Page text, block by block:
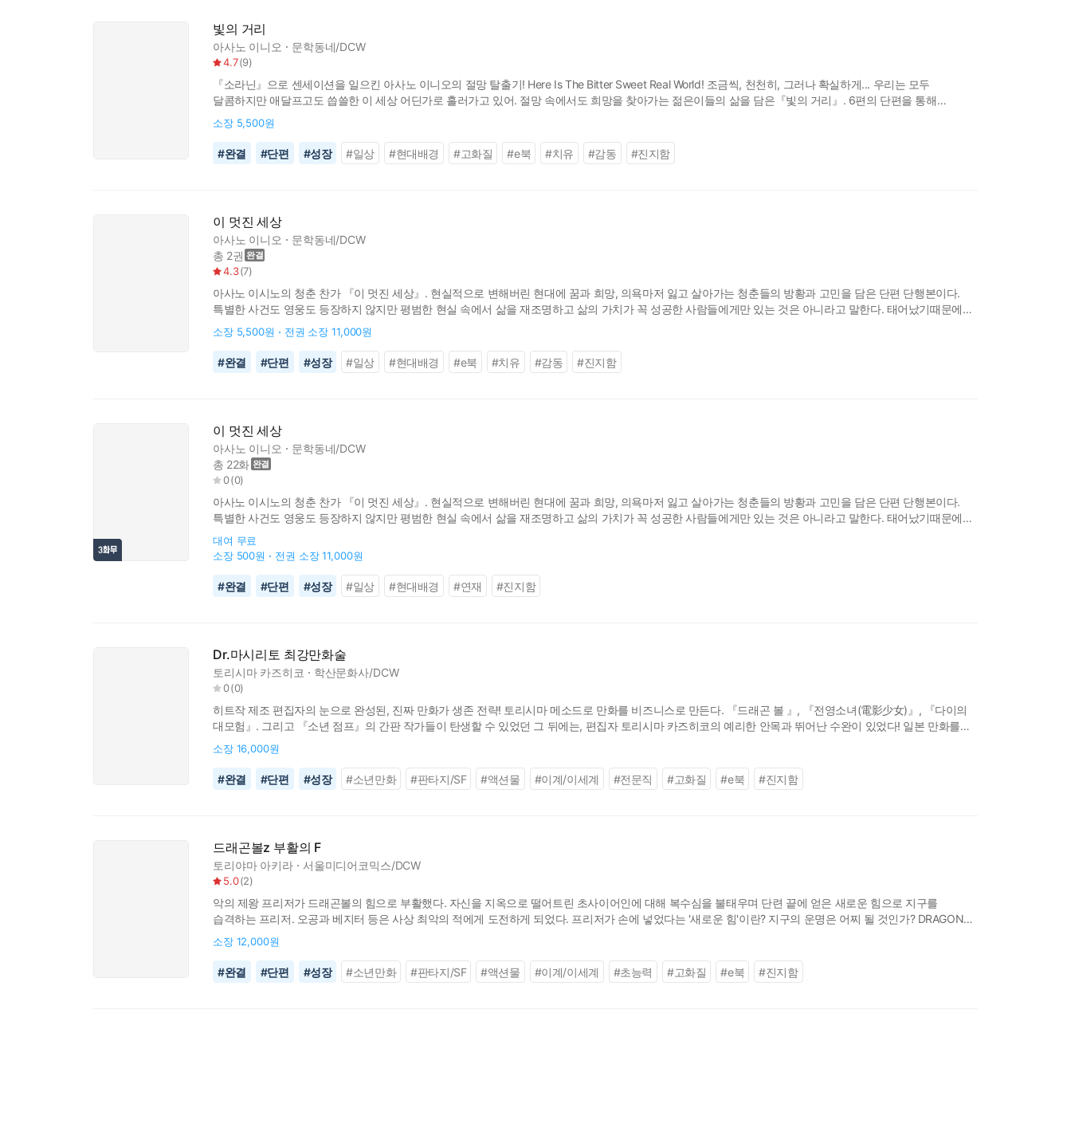
빛의 거리
아사노 이니오 문학동네/DCW
4.7(9)
『소라닌』으로 센세이션을 일으킨 아사노 이니오의 절망 탈출기! Here Is The Bitter Sweet Real World! 조금씩, 천천히, 그러나 확실하게... 우리는 모두
달콤하지만 애달프고도 씁쓸한 이 세상 어딘가로 흘러가고 있어. 절망 속에서도 희망을 찾아가는 젊은이들의 삶을 담은『빛의 거리』. 6편의 단편을 통해
담담하고도 치열한 인생을 살아가야하는 모습을 그려낸다. © Inio ASANO/SHOGAKUKAN
소장 5,500원
#완결 #단편 #성장 #일상 #현대배경 #고화질 #e북 #치유 #감동 #진지함
이 멋진 세상
아사노 이니오
문학동네/DCW
총 2권
4.3(7)
아사노 이시노의 청춘 찬가 『이 멋진 세상』. 현실적으로 변해버린 현대에 꿈과 희망, 의욕마저 잃고 살아가는 청춘들의 방황과 고민을 담은 단편 단행본이다.
특별한 사건도 영웅도 등장하지 않지만 평범한 현실 속에서 삶을 재조명하고 삶의 가치가 꼭 성공한 사람들에게만 있는 것은 아니라고 말한다. 태어났기때문에
살아가야 하며 아무리 힘들고 괴로워도 살다보면 언젠가는 반드시 좋은 일이 생기니 죽지 말고 살아가길 권한다. © Inio ASANO/SHOG
소장 5,500원 전권 소장 11,000원
#완결 #단편 #성장 #일상 #현대배경 #e북 #치유 #감동 #진지함
이 멋진 세상
아사노 이니오
문학동네/DCW
총 22화
0(0)
아사노 이시노의 청춘 찬가 『이 멋진 세상』. 현실적으로 변해버린 현대에 꿈과 희망, 의욕마저 잃고 살아가는 청춘들의 방황과 고민을 담은 단편 단행본이다.
특별한 사건도 영웅도 등장하지 않지만 평범한 현실 속에서 삶을 재조명하고 삶의 가치가 꼭 성공한 사람들에게만 있는 것은 아니라고 말한다. 태어났기때문에
살아가야 하며 아무리 힘들고 괴로워도 살다보면 언젠가는 반드시 좋은 일이 생기니 죽지 말고 살아가길 권한다. © Inio ASANO/SHOG
대여 무료
소장 500원 전권 소장 11,000원
#완결 #단편 #성장 #일상 #현대배경 #연재 #진지함
Dr.마시리토 최강만화술
토리시마 카즈히코 학산문화사/DCW
0(0)
히트작 제조 편집자의 눈으로 완성된, 진짜 만화가 생존 전략! 토리시마 메소드로 만화를 비즈니스로 만든다. 『드래곤 볼 』, 『전영소녀(電影少女)』, 『다이의
대모험』. 그리고 『소년 점프』의 간판 작가들이 탄생할 수 있었던 그 뒤에는, 편집자 토리시마 카즈히코의 예리한 안목과 뛰어난 수완이 있었다! 일본 만화를
한번이라도 본 사람이라면 누구나 알고 있는 전설적인 작품이 몇 있다. 그 중 『드래곤 볼』,『전영소녀』, 『다이의 대모험』등 세계적으
소장 16,000원
#완결 #단편 #성장 #소년만화 #판타지/SF #액션물 #이계/이세계 #전문직 #고화질 #e북 #진지함
드래곤볼z 부활의 F
토리야마 아키라 서울미디어코믹스/DCW
5.0(2)
악의 제왕 프리저가 드래곤볼의 힘으로 부활했다. 자신을 지옥으로 떨어트린 초사이어인에 대해 복수심을 불태우며 단련 끝에 얻은 새로운 힘으로 지구를
습격하는 프리저. 오공과 베지터 등은 사상 최악의 적에게 도전하게 되었다. 프리저가 손에 넣었다는 '새로운 힘'이란? 지구의 운명은 어찌 될 것인가? DRAGON
BALL Z FUKKATSU NO [F] ANIME-COMICS ©2015 by BIRD STUDIO/Shueisha Inc. ©BIRD
소장 12,000원
#완결 #단편 #성장 #소년만화 #판타지/SF #액션물 #이계/이세계 #초능력 #고화질 #e북 #진지함